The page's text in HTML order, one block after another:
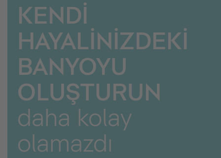
KENDİ
HAYALİNİZDEKİ
BANYOYU
OLUŞTURUN
daha kolay
olamazdı